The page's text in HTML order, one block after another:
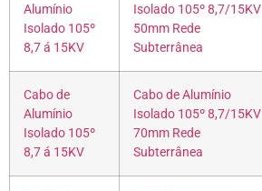
Alumínio
Isolado 105º
8,7 á 15KV
Isolado 105º 8,7/15KV
50mm Rede
Subterrânea
Cabo de
Alumínio
Isolado 105º
8,7 á 15KV
Cabo de Alumínio
Isolado 105º 8,7/15KV
70mm Rede
Subterrânea